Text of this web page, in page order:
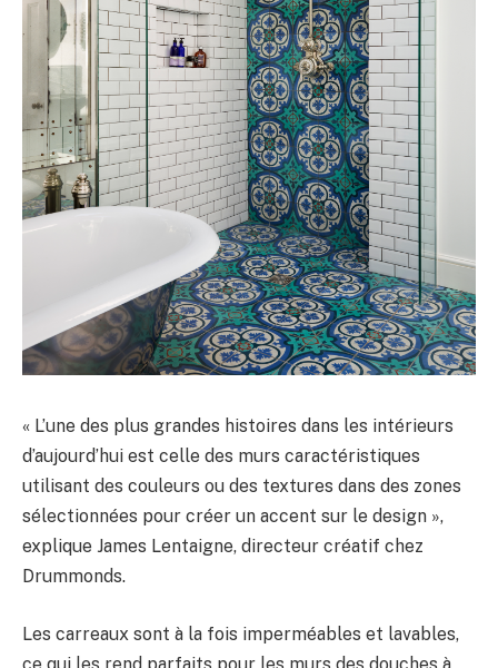
« L’une des plus grandes histoires dans les intérieurs
d’aujourd’hui est celle des murs caractéristiques
utilisant des couleurs ou des textures dans des zones
sélectionnées pour créer un accent sur le design »,
explique James Lentaigne, directeur créatif chez
Drummonds.
Les carreaux sont à la fois imperméables et lavables,